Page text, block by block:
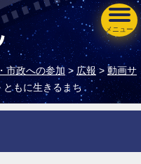
メニュー
市政への参加 >広報 >動画サ
ともに生きるまち